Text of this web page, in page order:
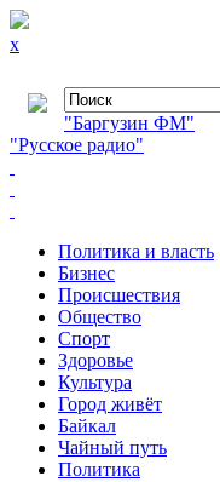
x
"Баргузин ФМ"
"Русское радио"
Политика и власть
Бизнес
Происшествия
Общество
Cпорт
Здоровье
Культура
Город живёт
Байкал
Чайный путь
Политика